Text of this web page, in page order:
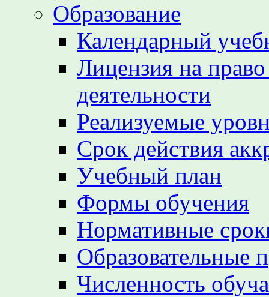
Образование
Календарный
Лицензия на
деятельности
Реализуемые
Срок действия
Учебный план
Формы обучения
Нормативные
Образовательные
Численность